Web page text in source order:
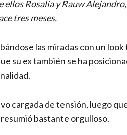
Rosalía y Rauw
tres meses.
las miradas con un
su ex también se ha
cargada de tensión, luego
bastante orgulloso.